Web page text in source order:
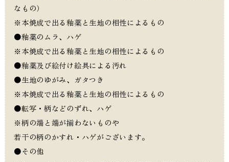
なもの）
※本焼成で出る釉薬と生地の相性によるもの
●釉薬のムラ、ハゲ
※本焼成で出る釉薬と生地の相性によるもの
●釉薬及び絵付け絵具による汚れ
●生地のゆがみ、ガタつき
※本焼成で出る釉薬と生地の相性によるもの
●転写・柄などのずれ、ハゲ
※柄の端と端が揃わないものや
若干の柄のかすれ・ハゲがございます。
●その他